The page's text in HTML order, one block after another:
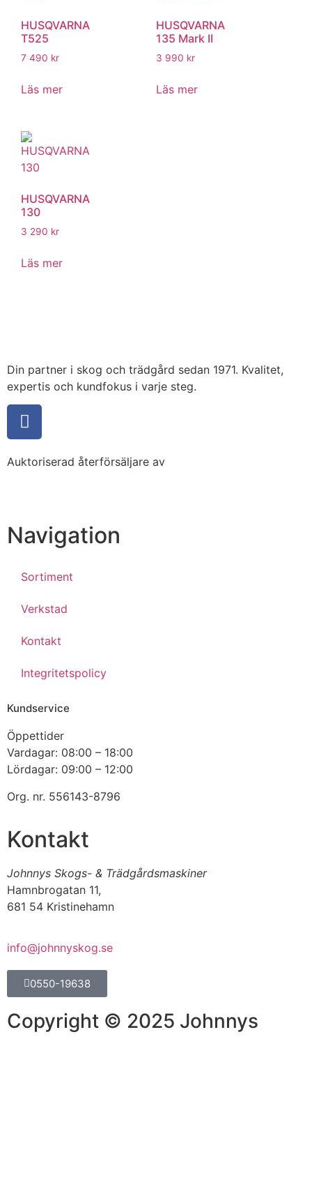
HUSQVARNA
T525
7 490 kr
Läs mer
HUSQVARNA
135 Mark II
3 990 kr
Läs mer
HUSQVARNA
130
3 290 kr
Läs mer
Din partner i skog och trädgård sedan 1971. Kvalitet,
expertis och kundfokus i varje steg.
Auktoriserad återförsäljare av
Navigation
Sortiment
Verkstad
Kontakt
Integritetspolicy
Kundservice
Öppettider
Vardagar: 08:00 – 18:00
Lördagar: 09:00 – 12:00
Org. nr. 556143-8796
Kontakt
Johnnys Skogs- & Trädgårdsmaskiner
Hamnbrogatan 11,
681 54 Kristinehamn
info@johnnyskog.se
0550-19638
Copyright © 2025 Johnnys